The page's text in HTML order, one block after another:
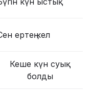
ертең кел
Кеше күн суық
болды